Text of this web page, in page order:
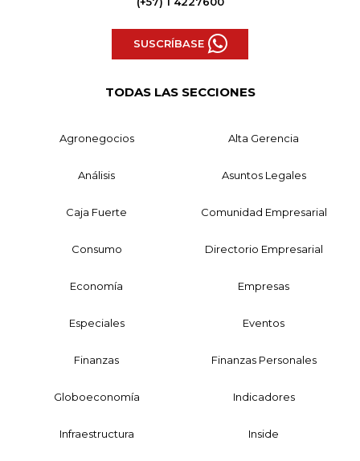
SUSCRÍBASE
TODAS LAS SECCIONES
Agronegocios Alta Gerencia
Análisis Asuntos Legales
Caja Fuerte Comunidad Empresarial
Consumo Directorio Empresarial
Economía Empresas
Especiales Eventos
Finanzas Finanzas Personales
Globoeconomía Indicadores
Infraestructura Inside